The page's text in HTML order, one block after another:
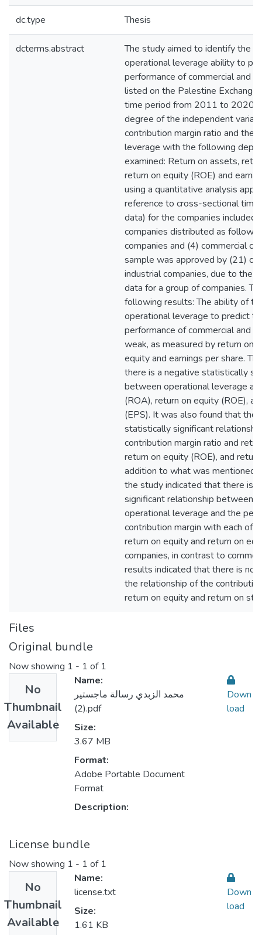
dc.type Thesis
dcterms.abstract
The study aimed to identify the
operational leverage ability to
performance of commercial and
listed on the Palestine Exchange
time period from 2011 to
degree of the independent
contribution margin ratio and the
leverage with the following
examined: Return on assets,
return on equity (ROE) and
using a quantitative analysis
reference to cross-sectional time
data) for the companies included
companies distributed as follows
companies and (4) commercial
sample was approved by (21)
industrial companies, due to the
data for a group of companies.
following results: The ability of
operational leverage to predict
performance of commercial and
weak, as measured by return on
equity and earnings per share.
there is a negative statistically
between operational leverage
(ROA), return on equity (ROE),
(EPS). It was also found that
statistically significant
contribution margin ratio and
return on equity (ROE), and
addition to what was mentioned
the study indicated that there is
significant relationship between
operational leverage and the
contribution margin with each of
return on equity and return on
companies, in contrast to
results indicated that there is no
the relationship of the
return on equity and return on
Files
Original bundle
Now showing 1 - 1 of 1
No
Thumbnail
Available
Name:
محمد الزبدي رسالة ماجستير
(2).pdf
Size:
3.67 MB
Format:
Adobe Portable Document
Format
Description:
Down
load
License bundle
Now showing 1 - 1 of 1
No
Thumbnail
Available
Name:
license.txt
Size:
1.61 KB
Down
load